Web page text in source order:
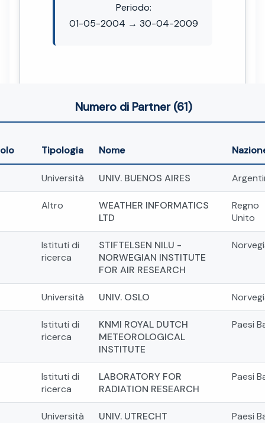
Periodo:
01-05-2004 → 30-04-2009
Numero di Partner (61)
Tipologia Nome
Università UNIV. BUENOS AIRES
Altro
WEATHER INFORMATICS
LTD
Regno
Unito
Istituti di
ricerca
STIFTELSEN NILU -
NORWEGIAN INSTITUTE
FOR AIR RESEARCH
Università UNIV. OSLO
Istituti di
ricerca
KNMI ROYAL DUTCH
METEOROLOGICAL
INSTITUTE
Paesi
Istituti di
ricerca
LABORATORY FOR
RADIATION RESEARCH
Paesi
Università UNIV. UTRECHT Paesi